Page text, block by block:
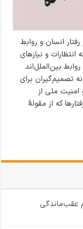
انسان و روابط
و نیازهای
بین‌الملل‌اند.
تصمیم‌گیران برای
ملی از
که از مقولۀ
عقب‌ماندگی